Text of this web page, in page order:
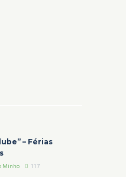
– Férias
Minho 117